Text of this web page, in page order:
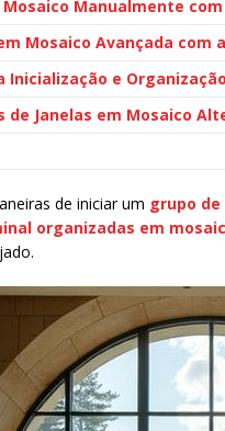
Manualmente
Mosaico Avançada com
e
de Janelas em Mosaico
de iniciar um grupo
organizadas em